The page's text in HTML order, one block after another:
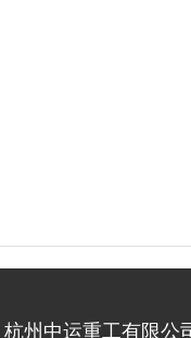
杭州中运重工有限公